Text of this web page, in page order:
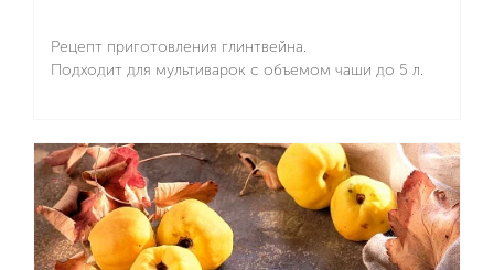
Рецепт приготовления глинтвейна.
Подходит для мультиварок с объемом чаши до 5 л.
Подробнее